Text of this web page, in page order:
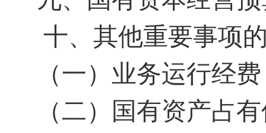
十、其他重要事项
（一）业务运行经费
（二）国有资产占